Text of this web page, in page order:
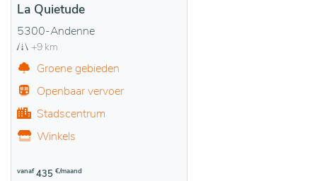
La Quietude
5300-Andenne
+9 km
Groene gebieden
Openbaar vervoer
Stadscentrum
Winkels
vanaf 435 €/maand